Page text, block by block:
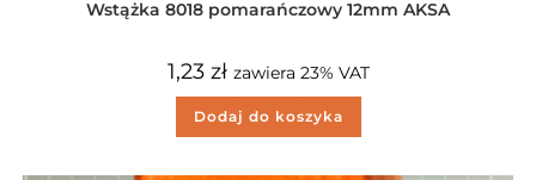
Wstążka 8018 pomarańczowy 12mm AKSA
1,23 zł zawiera 23% VAT
Dodaj do koszyka